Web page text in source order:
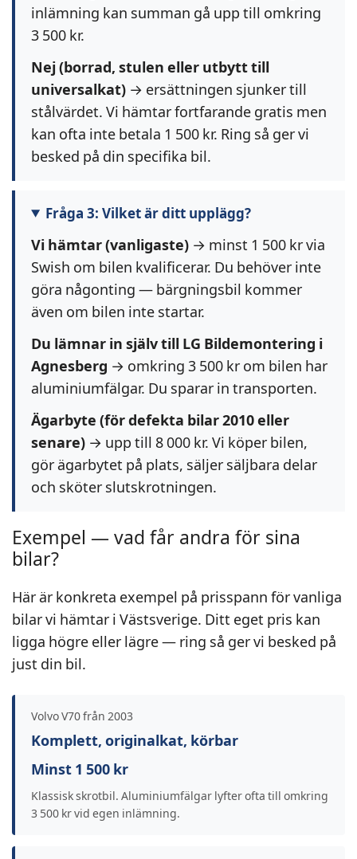
inlämning kan summan gå upp till omkring
3 500 kr.
Nej (borrad, stulen eller utbytt till
universalkat) → ersättningen sjunker till
stålvärdet. Vi hämtar fortfarande gratis men
kan ofta inte betala 1 500 kr. Ring så ger vi
besked på din specifika bil.
Fråga 3: Vilket är ditt upplägg?
Vi hämtar (vanligaste) → minst 1 500 kr via
Swish om bilen kvalificerar. Du behöver inte
göra någonting — bärgningsbil kommer
även om bilen inte startar.
Du lämnar in själv till LG Bildemontering i
Agnesberg → omkring 3 500 kr om bilen har
aluminiumfälgar. Du sparar in transporten.
Ägarbyte (för defekta bilar 2010 eller
senare) → upp till 8 000 kr. Vi köper bilen,
gör ägarbytet på plats, säljer säljbara delar
och sköter slutskrotningen.
Exempel — vad får andra för sina
bilar?
Här är konkreta exempel på prisspann för vanliga
bilar vi hämtar i Västsverige. Ditt eget pris kan
ligga högre eller lägre — ring så ger vi besked på
just din bil.
Volvo V70 från 2003
Komplett, originalkat, körbar
Minst 1 500 kr
Klassisk skrotbil. Aluminiumfälgar lyfter ofta till omkring
3 500 kr vid egen inlämning.